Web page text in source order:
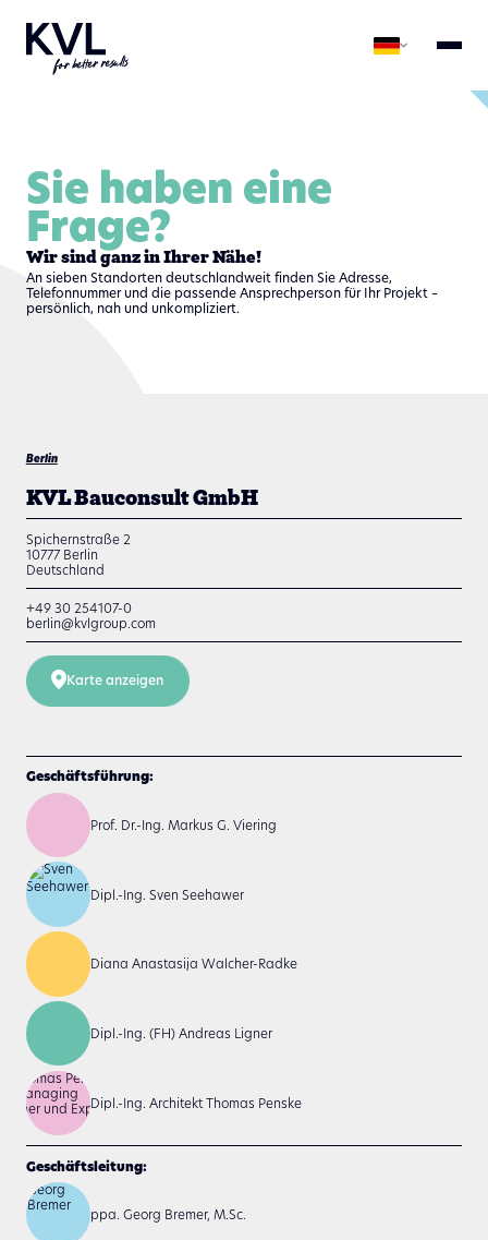
Sie haben eine
Frage?
Wir sind ganz in Ihrer Nähe!
An sieben Standorten deutschlandweit finden Sie Adresse,
Telefonnummer und die passende Ansprechperson für Ihr Projekt –
persönlich, nah und unkompliziert.
Berlin
KVL Bauconsult GmbH
Spichernstraße 2
10777 Berlin
Deutschland
+49 30 254107-0
berlin@kvlgroup.com
Karte anzeigen
Geschäftsführung:
Prof. Dr.-Ing. Markus G. Viering
Dipl.-Ing. Sven Seehawer
Diana Anastasija Walcher-Radke
Dipl.-Ing. (FH) Andreas Ligner
Dipl.-Ing. Architekt Thomas Penske
Geschäftsleitung:
ppa. Georg Bremer, M.Sc.